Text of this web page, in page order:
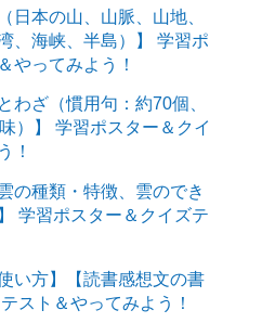
日本の山、山脈、山地、
、海峡、半島）】 学習ポ
やってみよう！
わざ（慣用句：約70個、
）】 学習ポスター＆クイ
！
の種類・特徴、雲のでき
学習ポスター＆クイズテ
い方】【読書感想文の書
スト＆やってみよう！